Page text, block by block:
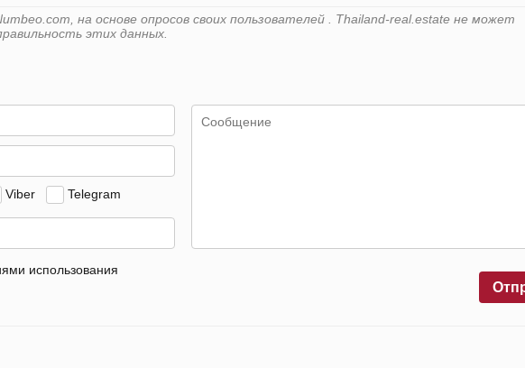
на основе опросов своих пользователей . Thailand-real.estate не может
этих данных.
Viber Telegram
использования